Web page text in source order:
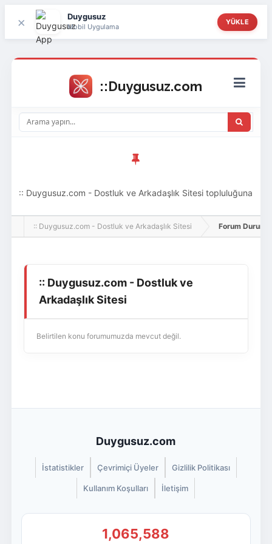
× Duygusuz
Mobil Uygulama
YÜKLE
Giriş Yap Üye Ol
:: Duygusuz.com - Dostluk ve Arkadaşlık Sitesi topluluğuna
hoş geldin ziyaretçi! Aramıza katılmak istersen kayıt
:: Duygusuz.com - Dostluk ve Arkadaşlık Sitesi Forum Durumu
:: Duygusuz.com - Dostluk ve
Arkadaşlık Sitesi
Belirtilen konu forumumuzda mevcut değil.
Duygusuz.com
İstatistikler Çevrimiçi Üyeler Gizlilik Politikası
Kullanım Koşulları İletişim
1,065,588